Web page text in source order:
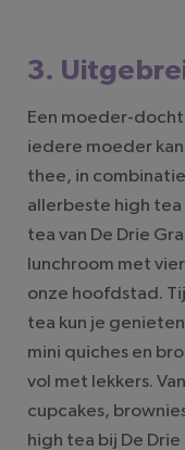
3.
Een moeder-
iedere moeder
thee, in
allerbeste high tea
tea van De Drie
lunchroom met
onze hoofdstad.
tea kun je
mini quiches en
vol met lekkers.
cupcakes,
high tea bij De